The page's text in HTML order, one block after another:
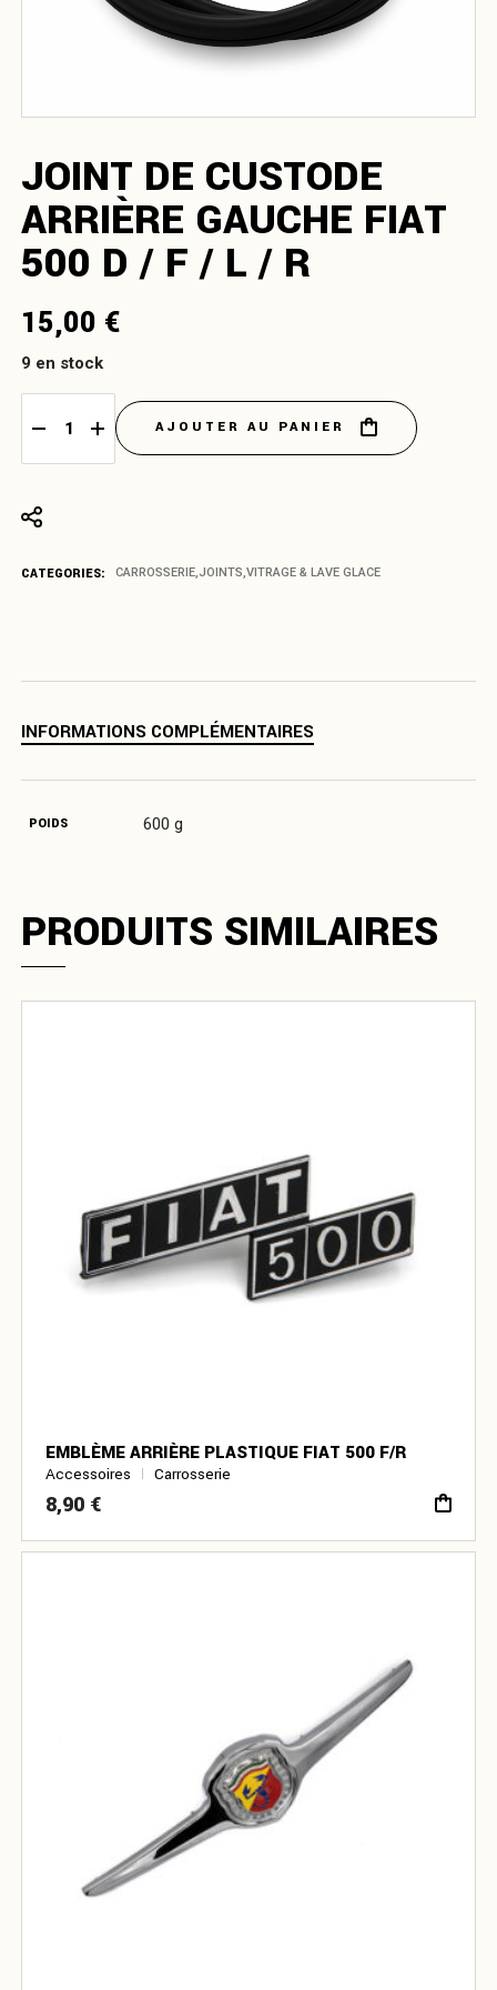
JOINT DE CUSTODE
ARRIÈRE GAUCHE FIAT
500 D / F / L / R
15,00 €
9 en stock
Joint de custode arrière gauche Fiat 500 D / F / L / R quantity
AJOUTER AU PANIER
CATEGORIES: CARROSSERIE,JOINTS,VITRAGE & LAVE GLACE
INFORMATIONS COMPLÉMENTAIRES
POIDS 600 g
PRODUITS SIMILAIRES
EMBLÈME ARRIÈRE PLASTIQUE FIAT 500 F/R
Accessoires Carrosserie
8,90 €